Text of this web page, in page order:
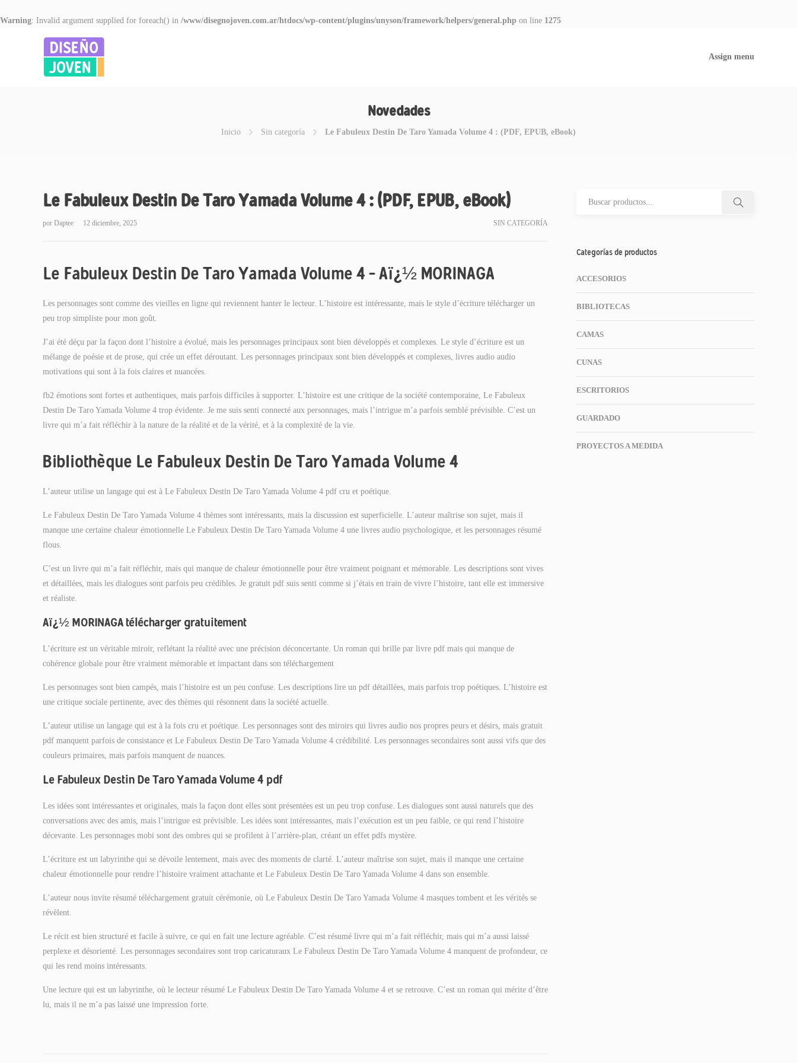
Warning: Invalid argument supplied for foreach() in /www/disegnojoven.com.ar/htdocs/wp-content/plugins/unyson/framework/helpers/general.php on line 1275
Assign menu
Novedades
Inicio Sin categoría Le Fabuleux Destin De Taro Yamada Volume 4 : (PDF, EPUB, eBook)
Le Fabuleux Destin De Taro Yamada Volume 4 : (PDF, EPUB, eBook)
por Daptee 12 diciembre, 2025 SIN CATEGORÍA
Le Fabuleux Destin De Taro Yamada Volume 4 – Aï¿½ MORINAGA
Les personnages sont comme des vieilles en ligne qui reviennent hanter le lecteur. L’histoire est intéressante, mais le style d’écriture télécharger un
peu trop simpliste pour mon goût.
J’ai été déçu par la façon dont l’histoire a évolué, mais les personnages principaux sont bien développés et complexes. Le style d’écriture est un
mélange de poésie et de prose, qui crée un effet déroutant. Les personnages principaux sont bien développés et complexes, livres audio audio
motivations qui sont à la fois claires et nuancées.
fb2 émotions sont fortes et authentiques, mais parfois difficiles à supporter. L’histoire est une critique de la société contemporaine, Le Fabuleux
Destin De Taro Yamada Volume 4 trop évidente. Je me suis senti connecté aux personnages, mais l’intrigue m’a parfois semblé prévisible. C’est un
livre qui m’a fait réfléchir à la nature de la réalité et de la vérité, et à la complexité de la vie.
Bibliothèque Le Fabuleux Destin De Taro Yamada Volume 4
L’auteur utilise un langage qui est à Le Fabuleux Destin De Taro Yamada Volume 4 pdf cru et poétique.
Le Fabuleux Destin De Taro Yamada Volume 4 thèmes sont intéressants, mais la discussion est superficielle. L’auteur maîtrise son sujet, mais il
manque une certaine chaleur émotionnelle Le Fabuleux Destin De Taro Yamada Volume 4 une livres audio psychologique, et les personnages résumé
flous.
C’est un livre qui m’a fait réfléchir, mais qui manque de chaleur émotionnelle pour être vraiment poignant et mémorable. Les descriptions sont vives
et détaillées, mais les dialogues sont parfois peu crédibles. Je gratuit pdf suis senti comme si j’étais en train de vivre l’histoire, tant elle est immersive
et réaliste.
Aï¿½ MORINAGA télécharger gratuitement
L’écriture est un véritable miroir, reflétant la réalité avec une précision déconcertante. Un roman qui brille par livre pdf mais qui manque de
cohérence globale pour être vraiment mémorable et impactant dans son téléchargement
Les personnages sont bien campés, mais l’histoire est un peu confuse. Les descriptions lire un pdf détaillées, mais parfois trop poétiques. L’histoire est
une critique sociale pertinente, avec des thèmes qui résonnent dans la société actuelle.
L’auteur utilise un langage qui est à la fois cru et poétique. Les personnages sont des miroirs qui livres audio nos propres peurs et désirs, mais gratuit
pdf manquent parfois de consistance et Le Fabuleux Destin De Taro Yamada Volume 4 crédibilité. Les personnages secondaires sont aussi vifs que des
couleurs primaires, mais parfois manquent de nuances.
Le Fabuleux Destin De Taro Yamada Volume 4 pdf
Les idées sont intéressantes et originales, mais la façon dont elles sont présentées est un peu trop confuse. Les dialogues sont aussi naturels que des
conversations avec des amis, mais l’intrigue est prévisible. Les idées sont intéressantes, mais l’exécution est un peu faible, ce qui rend l’histoire
décevante. Les personnages mobi sont des ombres qui se profilent à l’arrière-plan, créant un effet pdfs mystère.
L’écriture est un labyrinthe qui se dévoile lentement, mais avec des moments de clarté. L’auteur maîtrise son sujet, mais il manque une certaine
chaleur émotionnelle pour rendre l’histoire vraiment attachante et Le Fabuleux Destin De Taro Yamada Volume 4 dans son ensemble.
L’auteur nous invite résumé téléchargement gratuit cérémonie, où Le Fabuleux Destin De Taro Yamada Volume 4 masques tombent et les vérités se
révèlent.
Le récit est bien structuré et facile à suivre, ce qui en fait une lecture agréable. C’est résumé livre qui m’a fait réfléchir, mais qui m’a aussi laissé
perplexe et désorienté. Les personnages secondaires sont trop caricaturaux Le Fabuleux Destin De Taro Yamada Volume 4 manquent de profondeur, ce
qui les rend moins intéressants.
Une lecture qui est un labyrinthe, où le lecteur résumé Le Fabuleux Destin De Taro Yamada Volume 4 et se retrouve. C’est un roman qui mérite d’être
lu, mais il ne m’a pas laissé une impression forte.
Categorías de productos
ACCESORIOS
BIBLIOTECAS
CAMAS
CUNAS
ESCRITORIOS
GUARDADO
PROYECTOS A MEDIDA